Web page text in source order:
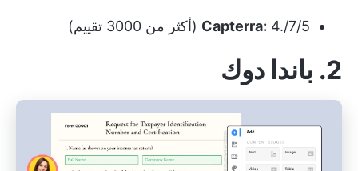
Capterra: 4./7/5 (أكثر من 3000 تقييم)
2. باندا دوك